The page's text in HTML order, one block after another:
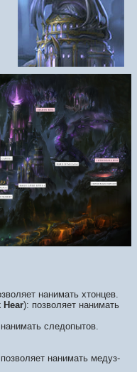
нанимать хтонцев.
Hear): позволяет нанимать
следопытов.
нанимать медуз-